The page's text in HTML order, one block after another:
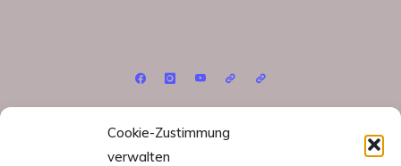
Cookie-Zustimmung
verwalten